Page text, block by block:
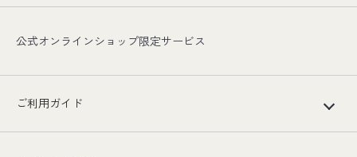
公式オンラインショップ限定サービス
ご利用ガイド